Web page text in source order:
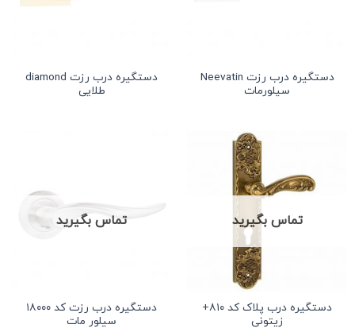
دستگیره درب رزت Neevatin
سیلورمات
دستگیره درب رزت diamond
طلایی
تماس بگیرید
دستگیره درب پلاک کد ۸۱۰+
زیتونی
تماس بگیرید
دستگیره درب رزت کد ۱۸۰۰۰
سیلور مات